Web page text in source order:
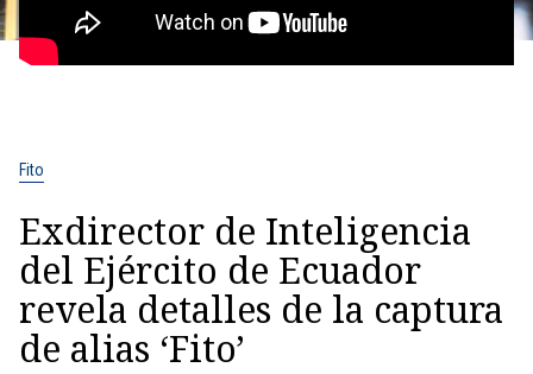
Fito
Exdirector de Inteligencia
del Ejército de Ecuador
revela detalles de la captura
de alias ‘Fito’